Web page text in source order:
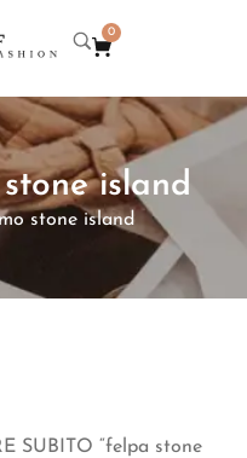
0
island
stone island
SUBITO “felpa stone